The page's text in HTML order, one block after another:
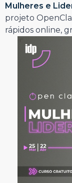
Mulheres e
projeto
rápidos online,